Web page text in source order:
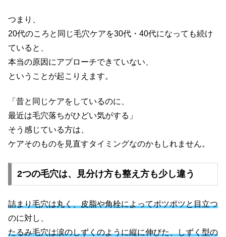
つまり、
20代のころと同じ毛穴ケアを30代・40代になっても続け
ていると、
本当の原因にアプローチできていない、
ということが起こりえます。
「昔と同じケアをしているのに、
最近は毛穴落ちがひどい気がする」
そう感じている方は、
ケアそのものを見直すタイミングなのかもしれません。
2つの毛穴は、見分け方も整え方も少し違う
詰まり毛穴は丸く、皮脂や角栓によってポツポツと目立つ
のに対し、
たるみ毛穴は涙のしずくのように縦に伸びた、しずく型の